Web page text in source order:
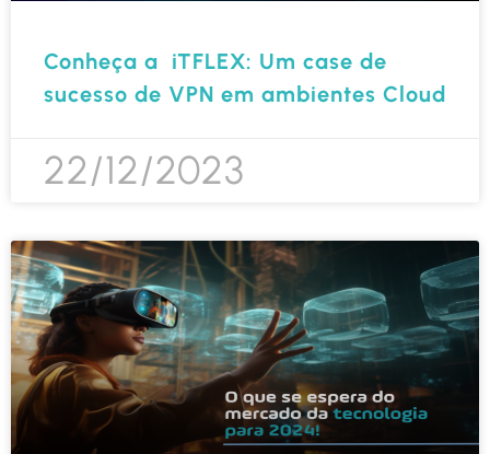
Conheça a iTFLEX: Um case de
sucesso de VPN em ambientes Cloud
22/12/2023